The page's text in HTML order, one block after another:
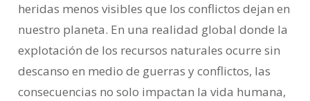
heridas menos visibles que los conflictos dejan en
nuestro planeta. En una realidad global donde la
explotación de los recursos naturales ocurre sin
descanso en medio de guerras y conflictos, las
consecuencias no solo impactan la vida humana,